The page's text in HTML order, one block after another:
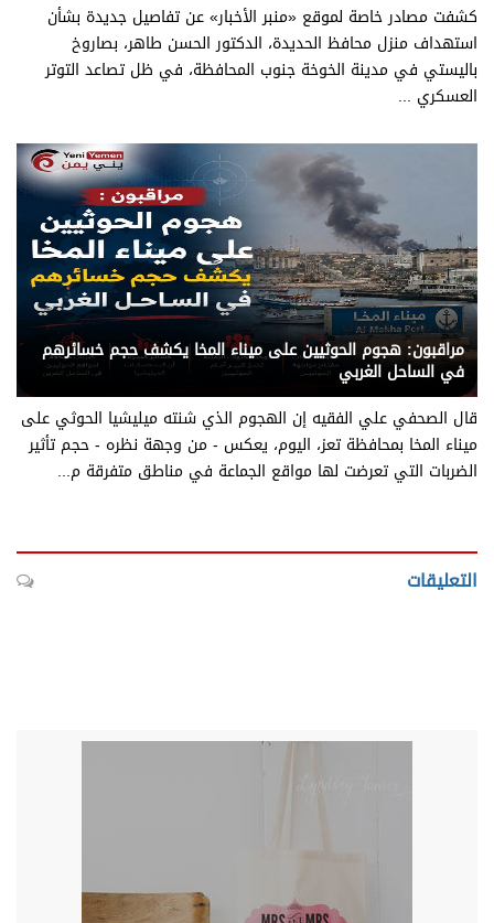
كشفت مصادر خاصة لموقع «منبر الأخبار» عن تفاصيل جديدة بشأن
استهداف منزل محافظ الحديدة، الدكتور الحسن طاهر، بصاروخ
باليستي في مدينة الخوخة جنوب المحافظة، في ظل تصاعد التوتر
العسكري ...
يني يمن - متابعات
مراقبون: هجوم الحوثيين على ميناء المخا يكشف حجم خسائرهم
في الساحل الغربي
قال الصحفي علي الفقيه إن الهجوم الذي شنته ميليشيا الحوثي على
ميناء المخا بمحافظة تعز، اليوم، يعكس - من وجهة نظره - حجم تأثير
الضربات التي تعرضت لها مواقع الجماعة في مناطق متفرقة م...
التعليقات